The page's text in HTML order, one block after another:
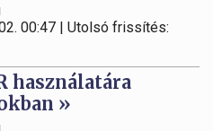
00:47 | Utolsó frissítés:
használatára
»